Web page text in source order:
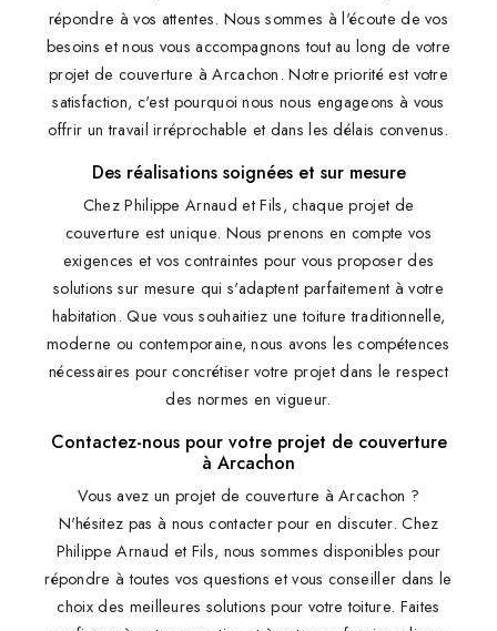
répondre à vos attentes. Nous sommes à l'écoute de vos
besoins et nous vous accompagnons tout au long de votre
projet de couverture à Arcachon. Notre priorité est votre
satisfaction, c'est pourquoi nous nous engageons à vous
offrir un travail irréprochable et dans les délais convenus.
Des réalisations soignées et sur mesure
Chez Philippe Arnaud et Fils, chaque projet de
couverture est unique. Nous prenons en compte vos
exigences et vos contraintes pour vous proposer des
solutions sur mesure qui s'adaptent parfaitement à votre
habitation. Que vous souhaitiez une toiture traditionnelle,
moderne ou contemporaine, nous avons les compétences
nécessaires pour concrétiser votre projet dans le respect
des normes en vigueur.
Contactez-nous pour votre projet de couverture
à Arcachon
Vous avez un projet de couverture à Arcachon ?
N'hésitez pas à nous contacter pour en discuter. Chez
Philippe Arnaud et Fils, nous sommes disponibles pour
répondre à toutes vos questions et vous conseiller dans le
choix des meilleures solutions pour votre toiture. Faites